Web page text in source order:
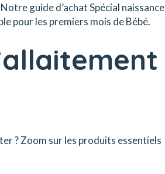
guide d’achat Spécial naissance
pour les premiers mois de Bébé.
? Zoom sur les produits essentiels